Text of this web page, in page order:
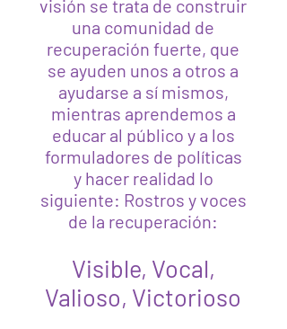
visión se trata de construir
una comunidad de
recuperación fuerte, que
se ayuden unos a otros a
ayudarse a sí mismos,
mientras aprendemos a
educar al público y a los
formuladores de políticas
y hacer realidad lo
siguiente: Rostros y voces
de la recuperación:
Visible, Vocal,
Valioso, Victorioso